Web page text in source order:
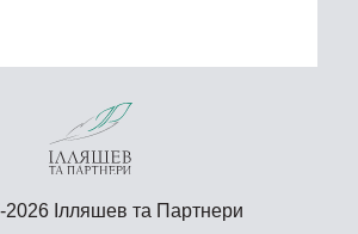
Ілляшев та Партнери